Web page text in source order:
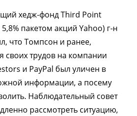
хедж-фонд Third Point
пакетом акций Yahoo) г-н
что Томпсон и ранее,
своих трудов на компании
и PayPal был уличен в
информации, а посему
Наблюдательный совет
рассмотреть ситуацию,